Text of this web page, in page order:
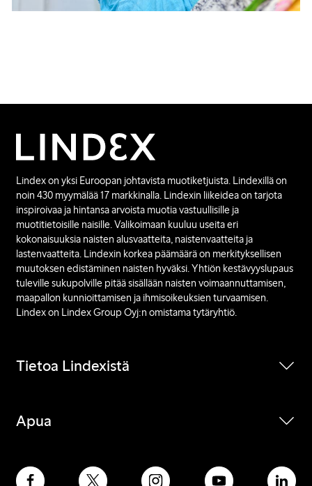
Lindex on yksi Euroopan johtavista muotiketjuista. Lindexillä on
noin 430 myymälää 17 markkinalla. Lindexin liikeidea on tarjota
inspiroivaa ja hintansa arvoista muotia vastuullisille ja
muotitietoisille naisille. Valikoimaan kuuluu useita eri
kokonaisuuksia naisten alusvaatteita, naistenvaatteita ja
lastenvaatteita. Lindexin korkea päämäärä on merkityksellisen
muutoksen edistäminen naisten hyväksi. Yhtiön kestävyyslupaus
tuleville sukupolville pitää sisällään naisten voimaannuttamisen,
maapallon kunnioittamisen ja ihmisoikeuksien turvaamisen.
Lindex on Lindex Group Oyj:n omistama tytäryhtiö.
Tietoa Lindexistä
Apua